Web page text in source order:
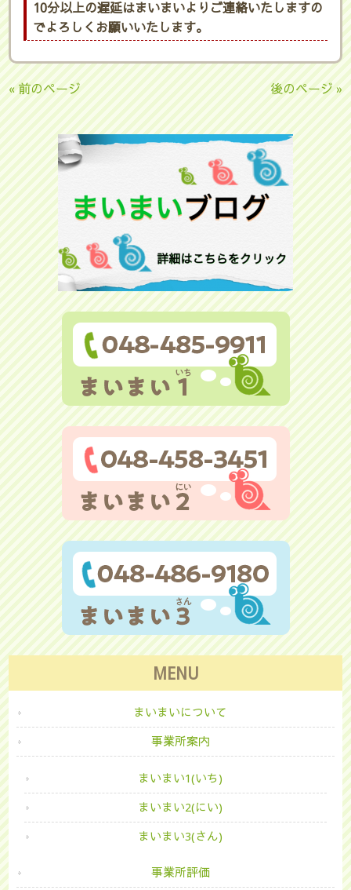
10分以上の遅延はまいまいよりご連絡いたしますの
でよろしくお願いいたします。
« 前のページ 後のページ »
MENU
まいまいについて
事業所案内
まいまい1(いち)
まいまい2(にい)
まいまい3(さん)
事業所評価